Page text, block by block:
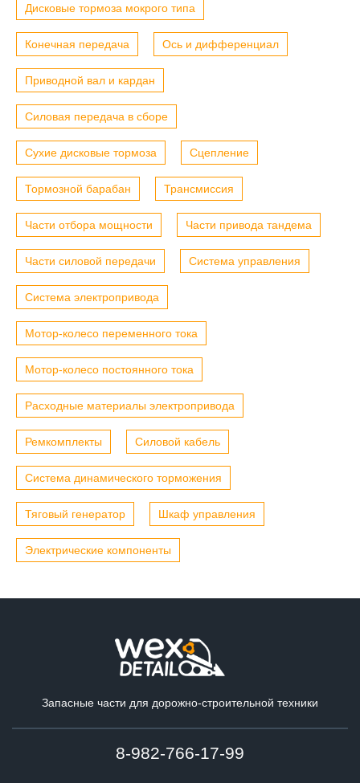
Дисковые тормоза мокрого типа
Конечная передача Ось и дифференциал
Приводной вал и кардан
Силовая передача в сборе
Сухие дисковые тормоза Сцепление
Тормозной барабан Трансмиссия
Части отбора мощности Части привода тандема
Части силовой передачи Система управления
Система электропривода
Мотор-колесо переменного тока
Мотор-колесо постоянного тока
Расходные материалы электропривода
Ремкомплекты Силовой кабель
Система динамического торможения
Тяговый генератор Шкаф управления
Электрические компоненты
Запасные части для дорожно-строительной техники
8-982-766-17-99